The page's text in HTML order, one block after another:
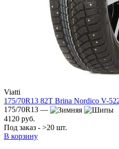
Viatti
175/70R13 82T Brina Nordico V-
175/70R13 —
4120 руб.
Под заказ - >20 шт.
В корзину